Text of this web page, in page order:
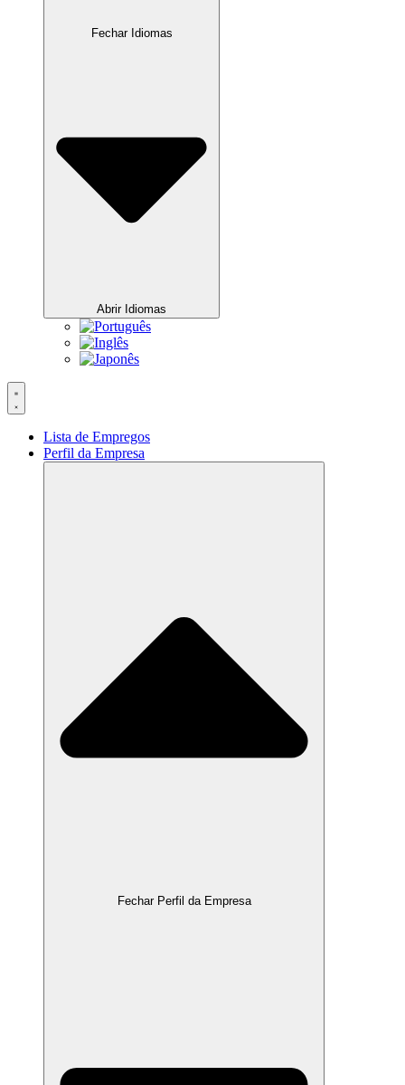
Fechar Idiomas
Abrir Idiomas
Lista de Empregos
Perfil da Empresa
Fechar Perfil da Empresa